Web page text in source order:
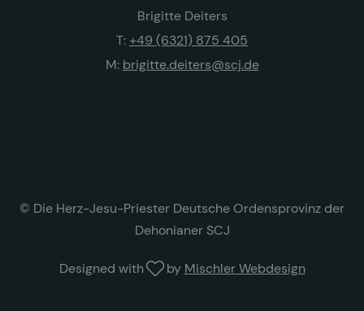
Brigitte Deiters
T: +49 (6321) 875 405
M: brigitte.deiters@scj.de
Designed with by Mischler Webdesign
© Die Herz-Jesu-Priester Deutsche Ordensprovinz der
Dehonianer SCJ